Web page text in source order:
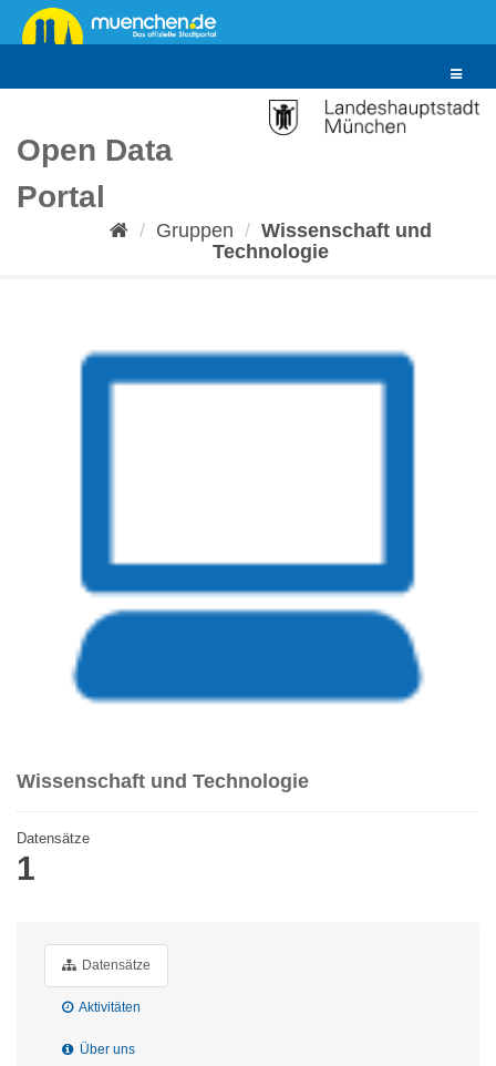
Überspringen
zum
Toggle
Open Data
Portal
Gruppen
Wissenschaft und
Technologie
Wissenschaft und Technologie
Datensätze
1
Datensätze
Aktivitäten
Über uns